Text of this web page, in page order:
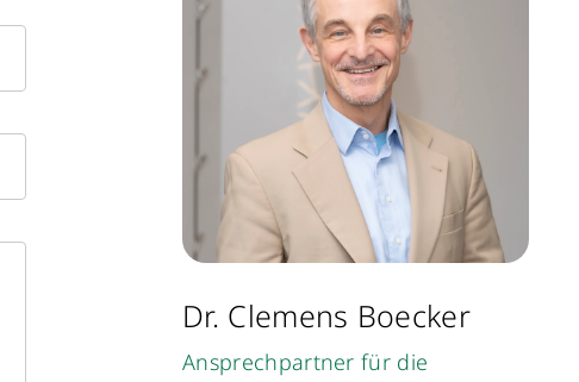
Dr. Clemens Boecker
Ansprechpartner für die